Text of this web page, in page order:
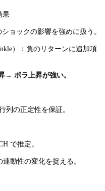
果
ョックの影響を強めに扱う。
）：負のリターンに追加項
→ ボラ上昇が強い。
列の正定性を保証。
で推定。
動性の変化を捉える。